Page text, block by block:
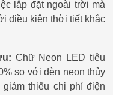
lắp đặt ngoài trời mà
điều kiện thời tiết khắc
Chữ Neon LED tiêu
so với đèn neon thủy
giảm thiểu chi phí điện